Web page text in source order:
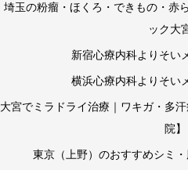
埼玉の粉瘤・ほくろ・できもの・赤
ック大
新宿心療内科よりそい
横浜心療内科よりそい
大宮でミラドライ治療｜ワキガ・多
院】
東京（上野）のおすすめシミ